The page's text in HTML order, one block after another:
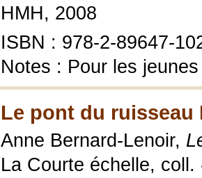
HMH, 2008
ISBN : 978-2-89647-
Notes : Pour les
Le pont du ruisseau
Anne Bernard-Lenoir,
La Courte échelle,